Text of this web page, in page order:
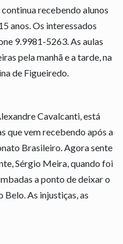
recebendo alunos
anos. Os interessados
9.9981-5263. As aulas
pela manhã e a tarde, na
de Figueiredo.
Cavalcanti, está
que vem recebendo após a
Brasileiro. Agora sente
Sérgio Meira, quando foi
a ponto de deixar o
As injustiças, as